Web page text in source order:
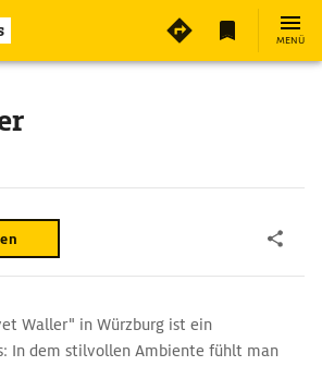
MENÜ
Waller" in Würzburg ist ein
In dem stilvollen Ambiente fühlt man